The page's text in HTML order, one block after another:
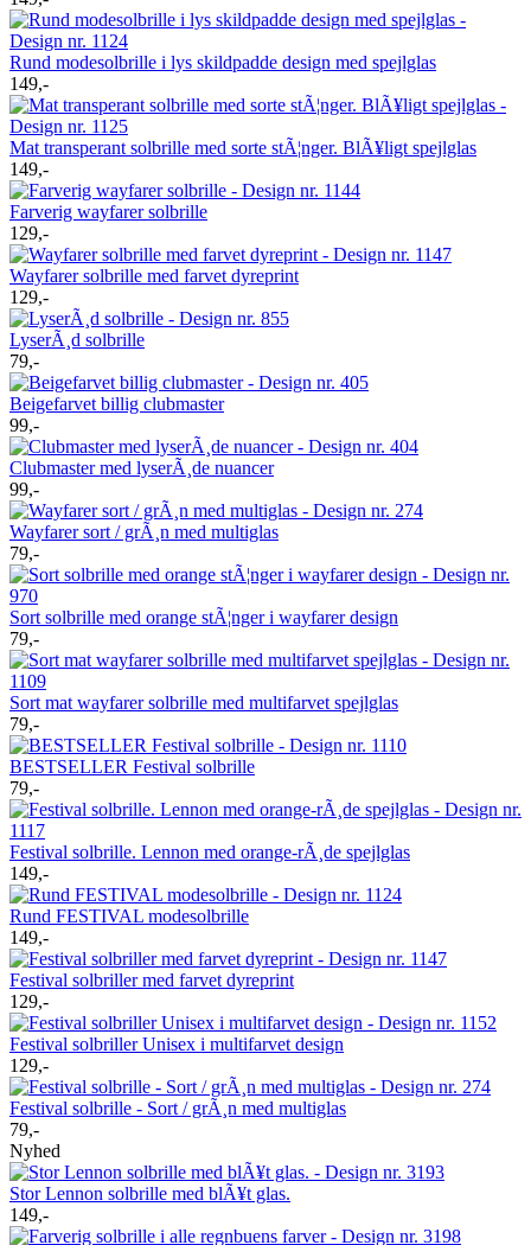
Rund modesolbrille i lys skildpadde design med spejlglas
149,-
Mat transperant solbrille med sorte stÃ¦nger. BlÃ¥ligt spejlglas
149,-
Farverig wayfarer solbrille
129,-
Wayfarer solbrille med farvet dyreprint
129,-
LyserÃ¸d solbrille
79,-
Beigefarvet billig clubmaster
99,-
Clubmaster med lyserÃ¸de nuancer
99,-
Wayfarer sort / grÃ¸n med multiglas
79,-
Sort solbrille med orange stÃ¦nger i wayfarer design
79,-
Sort mat wayfarer solbrille med multifarvet spejlglas
79,-
BESTSELLER Festival solbrille
79,-
Festival solbrille. Lennon med orange-rÃ¸de spejlglas
149,-
Rund FESTIVAL modesolbrille
149,-
Festival solbriller med farvet dyreprint
129,-
Festival solbriller Unisex i multifarvet design
129,-
Festival solbrille - Sort / grÃ¸n med multiglas
79,-
Nyhed
Stor Lennon solbrille med blÃ¥t glas.
149,-